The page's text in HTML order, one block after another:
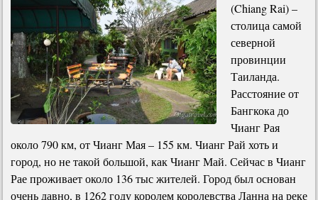
(Chiang Rai) –
столица самой
северной
провинции
Таиланда.
Расстояние от
Бангкока до
Чианг Рая
около 790 км, от Чианг Мая – 155 км. Чианг Рай хоть и
город, но не такой большой, как Чианг Май. Сейчас в Чианг
Рае проживает около 136 тыс жителей. Город был основан
очень давно, в 1262 году королем королевства Ланна на реке